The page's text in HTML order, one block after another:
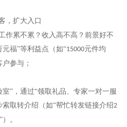
，扩大入口
作累不累？收入高不高？前景好不
福”等利益点（如“15000元件均
参与；
”，通过“领取礼品、专家一对一服
取转介绍（如“帮忙转发链接介绍2
。